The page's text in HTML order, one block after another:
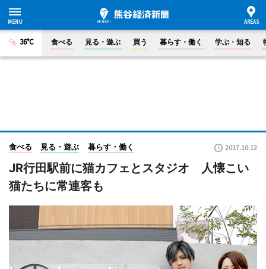
36°C 食べる 見る・遊ぶ 買う 暮らす・働く 学ぶ・知る
食べる 見る・遊ぶ 暮らす・働く 2017.10.12
JR行田駅前に猫カフェとスタジオ 人懐こい
猫たちに常連客も